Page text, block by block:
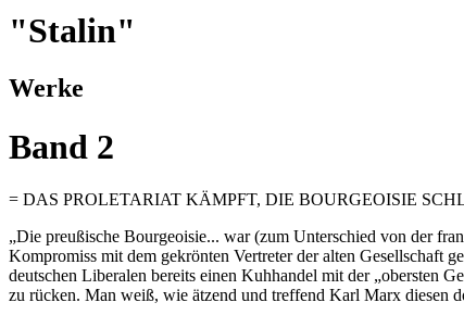
"Stalin"
Werke
Band 2
= DAS PROLETARIAT KÄMPFT, DIE BOURGEOISIE
„Die preußische Bourgeoisie... war (zum Unterschied von der
Kompromiss mit dem gekrönten Vertreter der alten Gesellschaft
deutschen Liberalen bereits einen Kuhhandel mit der „obersten
zu rücken. Man weiß, wie ätzend und treffend Karl Marx diesen